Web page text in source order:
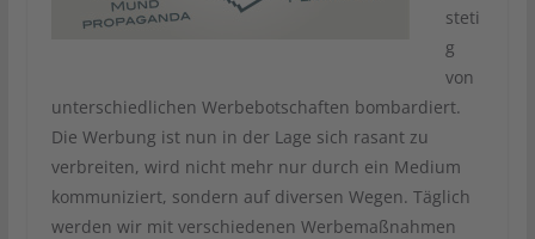
steti
g
von
unterschiedlichen Werbebotschaften bombardiert.
Die Werbung ist nun in der Lage sich rasant zu
verbreiten, wird nicht mehr nur durch ein Medium
kommuniziert, sondern auf diversen Wegen. Täglich
werden wir mit verschiedenen Werbemaßnahmen